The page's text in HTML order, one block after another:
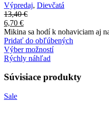
Výpredaj, Dievčatá
13,40€
6,70 €
Mikina sa hodí k nohaviciam aj
Pridať do obľúbených
Výber možností
Rýchly náhľad
Súvisiace produkty
Sale